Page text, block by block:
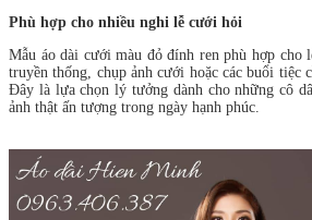
Phù hợp cho nhiều nghi lễ cưới hỏi
Mẫu áo dài cưới màu đỏ đính ren phù hợp
truyền thống, chụp ảnh cưới hoặc các buổi tiệc
Đây là lựa chọn lý tưởng dành cho những cô
ảnh thật ấn tượng trong ngày hạnh phúc.